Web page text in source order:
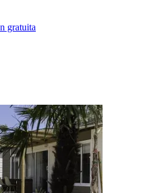
gratuita